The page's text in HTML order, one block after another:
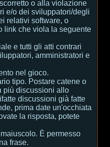
o alla violazione
e/o dei sviluppatori/degli
relativi software, o
link che viola la seguente
e tutti gli atti contrari
amministratori e
nel gioco.
tipo. Postare catene o
più discussioni allo
discussioni già fatte
prima date un'occhiata
la risposta, potete
È permesso
frase.